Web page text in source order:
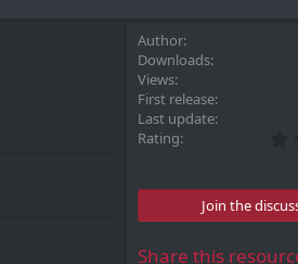
Author
Downloads
Views
First release
Last update
Rating
Join the
Share this